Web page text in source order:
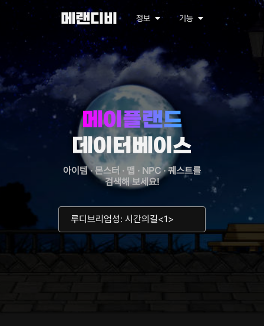
메랜디비 정보 기능
메이플랜드
데이터베이스
아이템 · 몬스터 · 맵 · NPC · 퀘스트를
검색해 보세요!